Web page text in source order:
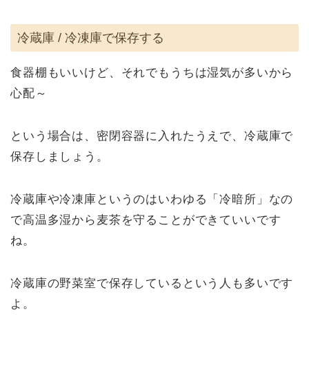
冷蔵庫 / 冷凍庫で保存する
食器棚もいいけど、それでもうちは湿気が多いから
心配～
という場合は、密閉容器に入れたうえで、冷蔵庫で
保存しましょう。
冷蔵庫や冷凍庫というのはいわゆる「冷暗所」なの
で高温多湿から麦茶を守ることができていいです
ね。
冷蔵庫の野菜室で保存しているという人も多いです
よ。